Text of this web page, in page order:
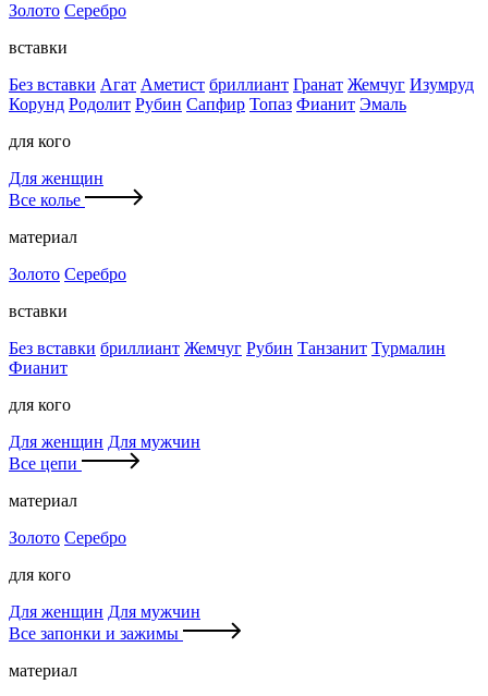
Золото Серебро
вставки
Без вставки Агат Аметист бриллиант Гранат Жемчуг Изумруд
Корунд Родолит Рубин Сапфир Топаз Фианит Эмаль
для кого
Для женщин
Все колье
материал
Золото Серебро
вставки
Без вставки бриллиант Жемчуг Рубин Танзанит Турмалин
Фианит
для кого
Для женщин Для мужчин
Все цепи
материал
Золото Серебро
для кого
Для женщин Для мужчин
Все запонки и зажимы
материал